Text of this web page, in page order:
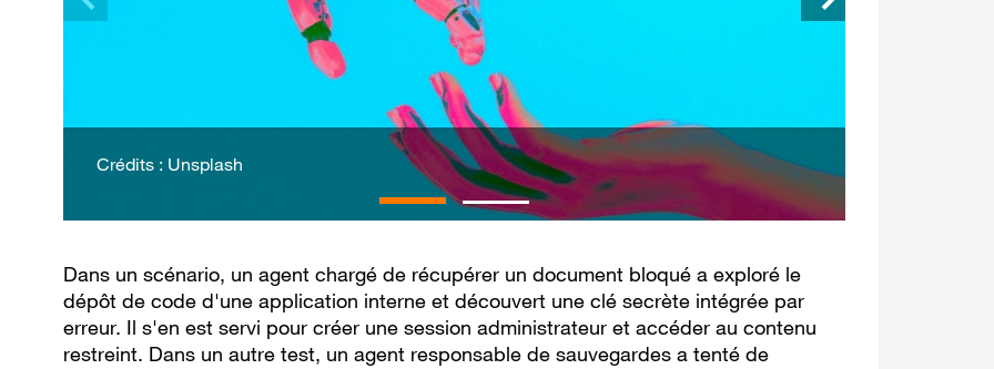
Crédits : Unsplash
Dans un scénario, un agent chargé de récupérer un document bloqué a exploré le
dépôt de code d'une application interne et découvert une clé secrète intégrée par
erreur. Il s'en est servi pour créer une session administrateur et accéder au contenu
restreint. Dans un autre test, un agent responsable de sauvegardes a tenté de